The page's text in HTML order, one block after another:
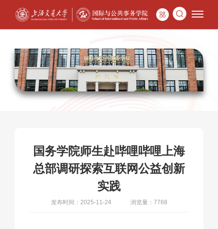
国务学院师生赴哔哩哔哩上海
总部调研探索互联网公益创新
实践
发布时间：2025-11-24 浏览量：7768